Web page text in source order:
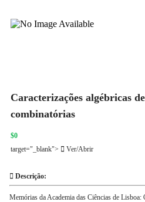
Caracterizações algébricas
combinatórias
$0
target="_blank">
Ver/Abrir
Descrição:
Memórias da Academia das Ciências de Lisboa: